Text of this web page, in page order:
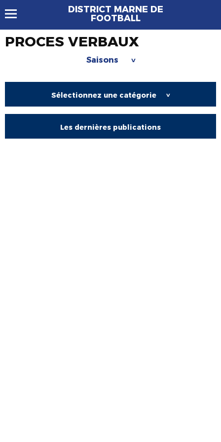
DISTRICT MARNE DE
FOOTBALL
PROCES VERBAUX
Saisons >
Sélectionnez une catégorie >
Les dernières publications